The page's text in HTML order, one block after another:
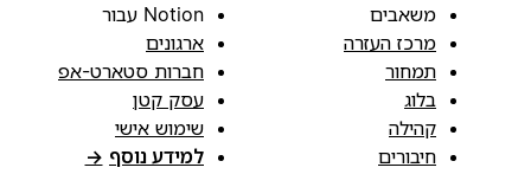
משאבים
מרכז העזרה
תמחור
בלוג
קהילה
חיבורים
Notion עבור
ארגונים
חברות סטארט-אפ
עסק קטן
שימוש אישי
למידע נוסף →